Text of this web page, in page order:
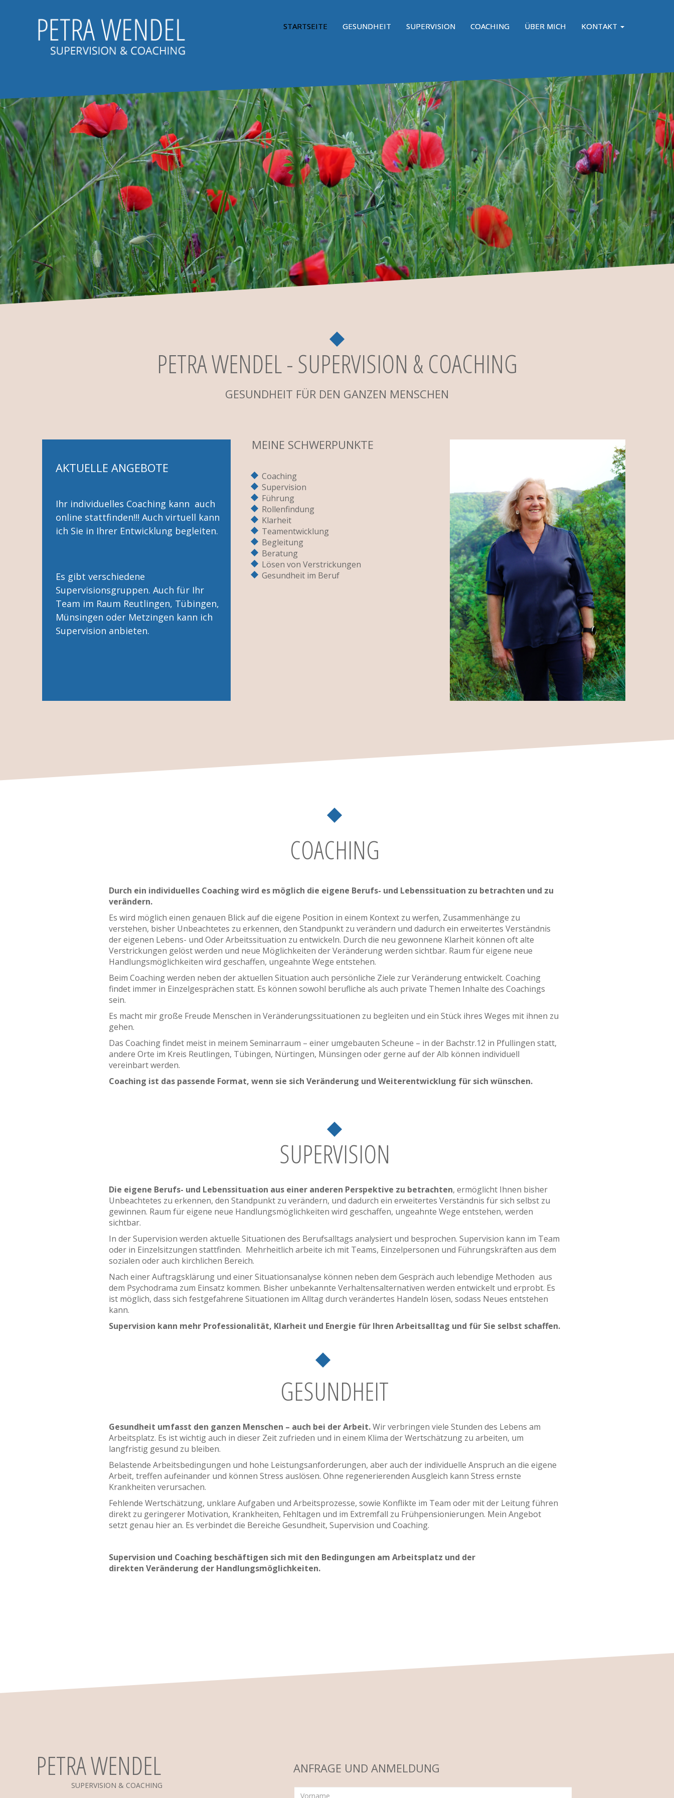
STARTSEITE GESUNDHEIT SUPERVISION COACHING ÜBER MICH KONTAKT
PETRA WENDEL - SUPERVISION & COACHING
GESUNDHEIT FÜR DEN GANZEN MENSCHEN
AKTUELLE ANGEBOTE
Ihr individuelles Coaching kann auch
online stattfinden!!! Auch virtuell kann
ich Sie in Ihrer Entwicklung begleiten.
Es gibt verschiedene
Supervisionsgruppen. Auch für Ihr
Team im Raum Reutlingen, Tübingen,
Münsingen oder Metzingen kann ich
Supervision anbieten.
MEINE SCHWERPUNKTE
Coaching
Supervision
Führung
Rollenfindung
Klarheit
Teamentwicklung
Begleitung
Beratung
Lösen von Verstrickungen
Gesundheit im Beruf
COACHING
Durch ein individuelles Coaching wird es möglich die eigene Berufs- und Lebenssituation zu betrachten und zu
verändern.
Es wird möglich einen genauen Blick auf die eigene Position in einem Kontext zu werfen, Zusammenhänge zu
verstehen, bisher Unbeachtetes zu erkennen, den Standpunkt zu verändern und dadurch ein erweitertes Verständnis
der eigenen Lebens- und Oder Arbeitssituation zu entwickeln. Durch die neu gewonnene Klarheit können oft alte
Verstrickungen gelöst werden und neue Möglichkeiten der Veränderung werden sichtbar. Raum für eigene neue
Handlungsmöglichkeiten wird geschaffen, ungeahnte Wege entstehen.
Beim Coaching werden neben der aktuellen Situation auch persönliche Ziele zur Veränderung entwickelt. Coaching
findet immer in Einzelgesprächen statt. Es können sowohl berufliche als auch private Themen Inhalte des Coachings
sein.
Es macht mir große Freude Menschen in Veränderungssituationen zu begleiten und ein Stück ihres Weges mit ihnen zu
gehen.
Das Coaching findet meist in meinem Seminarraum – einer umgebauten Scheune – in der Bachstr.12 in Pfullingen statt,
andere Orte im Kreis Reutlingen, Tübingen, Nürtingen, Münsingen oder gerne auf der Alb können individuell
vereinbart werden.
Coaching ist das passende Format, wenn sie sich Veränderung und Weiterentwicklung für sich wünschen.
SUPERVISION
Die eigene Berufs- und Lebenssituation aus einer anderen Perspektive zu betrachten, ermöglicht Ihnen bisher
Unbeachtetes zu erkennen, den Standpunkt zu verändern, und dadurch ein erweitertes Verständnis für sich selbst zu
gewinnen. Raum für eigene neue Handlungsmöglichkeiten wird geschaffen, ungeahnte Wege entstehen, werden
sichtbar.
In der Supervision werden aktuelle Situationen des Berufsalltags analysiert und besprochen. Supervision kann im Team
oder in Einzelsitzungen stattfinden. Mehrheitlich arbeite ich mit Teams, Einzelpersonen und Führungskräften aus dem
sozialen oder auch kirchlichen Bereich.
Nach einer Auftragsklärung und einer Situationsanalyse können neben dem Gespräch auch lebendige Methoden aus
dem Psychodrama zum Einsatz kommen. Bisher unbekannte Verhaltensalternativen werden entwickelt und erprobt. Es
ist möglich, dass sich festgefahrene Situationen im Alltag durch verändertes Handeln lösen, sodass Neues entstehen
kann.
Supervision kann mehr Professionalität, Klarheit und Energie für Ihren Arbeitsalltag und für Sie selbst schaffen.
GESUNDHEIT
Gesundheit umfasst den ganzen Menschen – auch bei der Arbeit.Wir verbringen viele Stunden des Lebens am
Arbeitsplatz. Es ist wichtig auch in dieser Zeit zufrieden und in einem Klima der Wertschätzung zu arbeiten, um
langfristig gesund zu bleiben.
Belastende Arbeitsbedingungen und hohe Leistungsanforderungen, aber auch der individuelle Anspruch an die eigene
Arbeit, treffen aufeinander und können Stress auslösen. Ohne regenerierenden Ausgleich kann Stress ernste
Krankheiten verursachen.
Fehlende Wertschätzung, unklare Aufgaben und Arbeitsprozesse, sowie Konflikte im Team oder mit der Leitung führen
direkt zu geringerer Motivation, Krankheiten, Fehltagen und im Extremfall zu Frühpensionierungen. Mein Angebot
setzt genau hier an. Es verbindet die Bereiche Gesundheit, Supervision und Coaching.
Supervision und Coaching beschäftigen sich mit den Bedingungen am Arbeitsplatz und der
direkten Veränderung der Handlungsmöglichkeiten.
PETRA WENDEL
SUPERVISION & COACHING
ANFRAGE UND ANMELDUNG